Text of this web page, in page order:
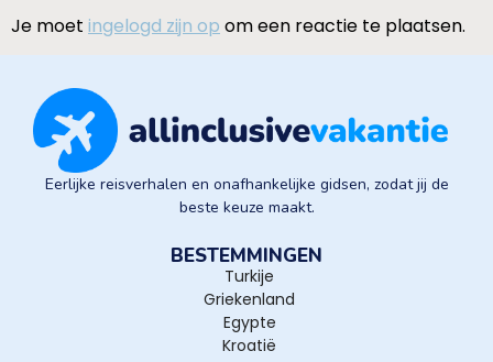
Je moet ingelogd zijn op om een reactie te plaatsen.
Eerlijke reisverhalen en onafhankelijke gidsen, zodat jij de
beste keuze maakt.
BESTEMMINGEN
Turkije
Griekenland
Egypte
Kroatië